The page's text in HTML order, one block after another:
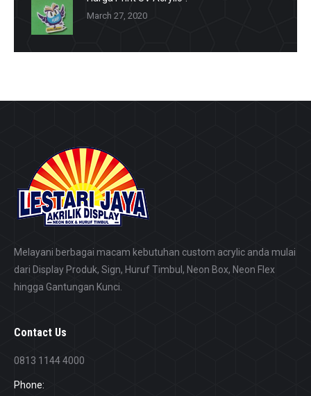
March 27, 2020
Melayani berbagai macam kebutuhan custom acrylic anda mulai
dari Display Produk, Sign, Huruf Timbul, Neon Box, Neon Flex
hingga Gantungan Kunci.
Contact Us
0813 1144 4000
Phone: